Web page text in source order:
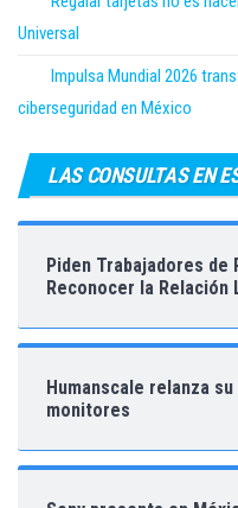
Universal
Impulsa Mundial 2026
ciberseguridad en México
LAS CONSULTAS EN
Piden Trabajadores
Reconocer la Relación
Humanscale relanza
monitores